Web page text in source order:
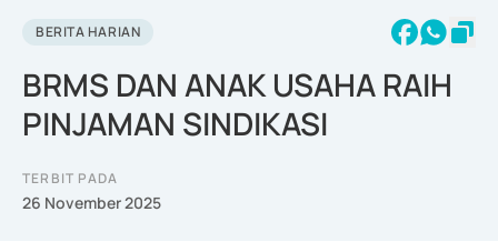
BERITA HARIAN
BRMS DAN ANAK USAHA RAIH
PINJAMAN SINDIKASI
TERBIT PADA
26 November 2025